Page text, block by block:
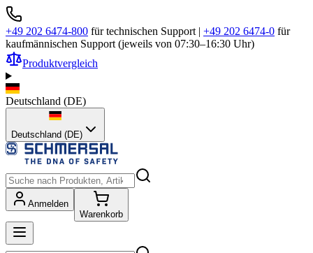
+49 202 6474-800 für technischen Support | +49 202 6474-0 für
kaufmännischen Support (jeweils von 07:30–16:30 Uhr)
Produktvergleich
Deutschland (DE)
Deutschland (DE)
Anmelden
Warenkorb